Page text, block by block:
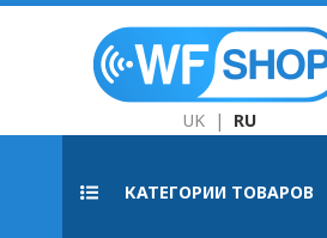
UK | RU
КАТЕГОРИИ ТОВАРОВ